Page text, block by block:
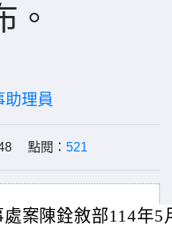
。
助理員
點閱： 521
案陳銓敘部114年5